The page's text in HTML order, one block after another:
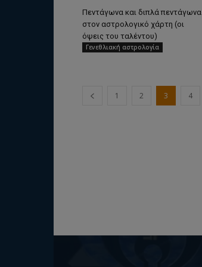
Πεντάγωνα και διπλά πεντάγωνα
στον αστρολογικό χάρτη (οι
όψεις του ταλέντου)
Γενεθλιακή αστρολογία
1 2 3 4